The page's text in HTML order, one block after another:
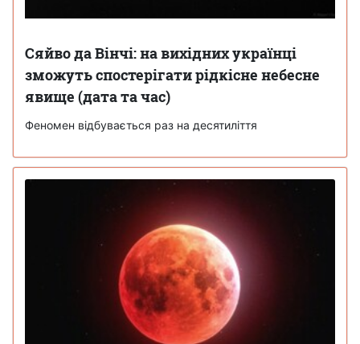
Сяйво да Вінчі: на вихідних українці
зможуть спостерігати рідкісне небесне
явище (дата та час)
Феномен відбувається раз на десятиліття